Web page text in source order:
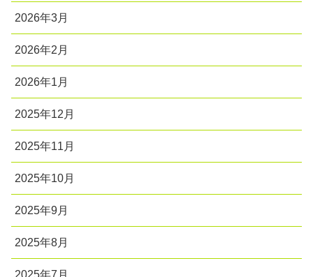
2026年3月
2026年2月
2026年1月
2025年12月
2025年11月
2025年10月
2025年9月
2025年8月
2025年7月